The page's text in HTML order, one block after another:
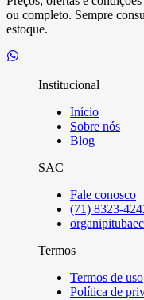
ou completo. Sempre
estoque.
Institucional
Início
Sobre nós
Blog
SAC
Fale conosco
(71) 8323-
Termos
Termos de uso
Política de